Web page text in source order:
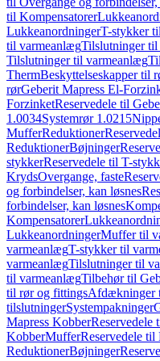
til Kompensatorer
LukkeanordningerT-stykker
til varmeanlægTilslutninger
Tilslutninger til varmeanlæg
ThermBeskyttelseskapper til
rørGeberit Mapress El-
ForzinketReservedele til
1.0034Systemrør 1.0215
MufferReduktioner
ReduktionerBøjninger
stykkerReservedele til T-
KrydsOvergange, faste
og forbindelser, kan løsnes
forbindelser, kan løsnes
Kompensatorer
LukkeanordningerMuffer til
varmeanlægT-stykker til
varmeanlægTilslutninger til
til varmeanlægTilbehør til
til rør og fittingsAfdækninger
tilslutningerSystempakninger
Mapress KobberReservedele
KobberMufferReservedele
ReduktionerBøjninger